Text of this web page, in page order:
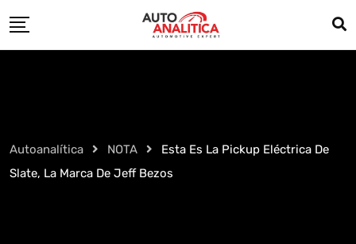
to
Autoanalítica NOTA
Esta Es La Pickup Eléctrica De
Slate, La Marca De Jeff Bezos